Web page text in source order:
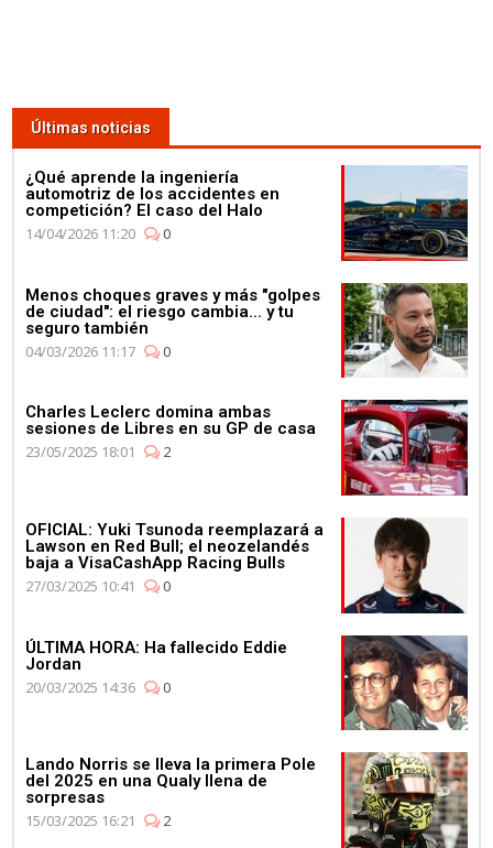
Últimas noticias
¿Qué aprende la ingeniería
automotriz de los accidentes en
competición? El caso del Halo
14/04/2026 11:20
0
Menos choques graves y más "golpes
de ciudad": el riesgo cambia... y tu
seguro también
04/03/2026 11:17
0
Charles Leclerc domina ambas
sesiones de Libres en su GP de casa
23/05/2025 18:01
2
OFICIAL: Yuki Tsunoda reemplazará a
Lawson en Red Bull; el neozelandés
baja a VisaCashApp Racing Bulls
27/03/2025 10:41
0
ÚLTIMA HORA: Ha fallecido Eddie
Jordan
20/03/2025 14:36
0
Lando Norris se lleva la primera Pole
del 2025 en una Qualy llena de
sorpresas
15/03/2025 16:21
2